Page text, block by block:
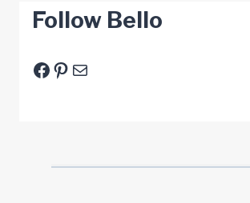
Follow Bello
Facebook
Pinterest
E-Mail